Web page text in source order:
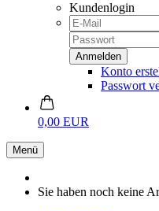
Kundenlogin
Konto
Passwort
0,00 EUR
Menü
Sie haben noch keine